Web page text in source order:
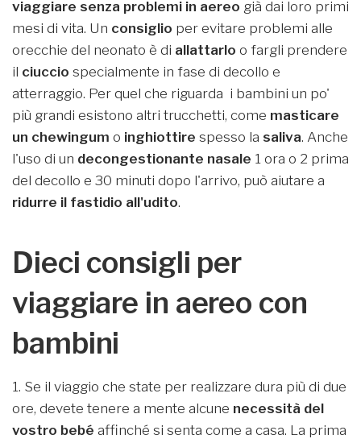
viaggiare senza problemi in aereo già dai loro primi
mesi di vita. Un consiglio per evitare problemi alle
orecchie del neonato è di allattarlo o fargli prendere
il ciuccio specialmente in fase di decollo e
atterraggio. Per quel che riguarda i bambini un po'
più grandi esistono altri trucchetti, come masticare
un chewingum o inghiottire spesso la saliva. Anche
l'uso di un decongestionante nasale 1 ora o 2 prima
del decollo e 30 minuti dopo l'arrivo, può aiutare a
ridurre il fastidio all'udito.
Dieci consigli per
viaggiare in aereo con
bambini
1. Se il viaggio che state per realizzare dura più di due
ore, devete tenere a mente alcune necessità del
vostro bebé affinché si senta come a casa. La prima